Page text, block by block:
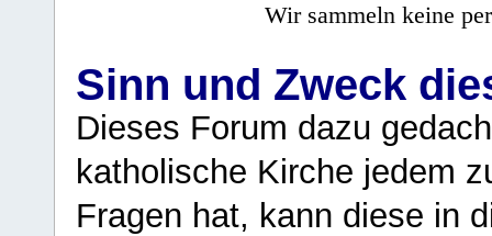
Wir sammeln keine
Sinn und Zweck
Dieses Forum dazu
katholische Kirche jedem
Fragen hat, kann diese in